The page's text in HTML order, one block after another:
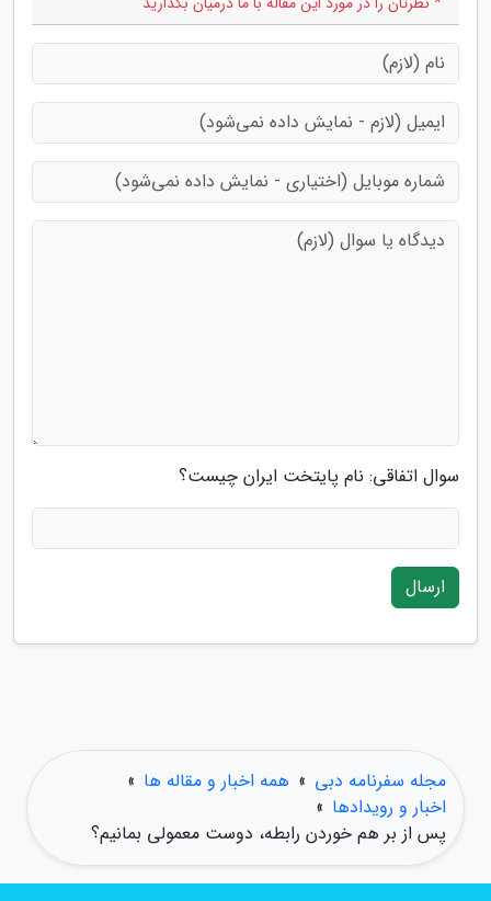
سوال اتفاقی: نام پایتخت ایران چیست؟
ارسال
مجله سفرنامه دبی » همه اخبار و مقاله ها »
اخبار و رویدادها »
پس از بر هم خوردن رابطه، دوست معمولی بمانیم؟